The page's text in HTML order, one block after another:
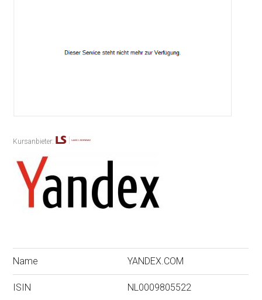
Kursanbieter:
Name YANDEX.COM
ISIN NL0009805522